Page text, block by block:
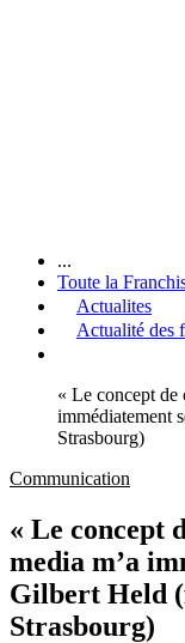
...
Toute la
Actualites
Actualité des
« Le concept de
immédiatement
Strasbourg)
Communication
« Le concept
media m’a
Gilbert Held
Strasbourg)